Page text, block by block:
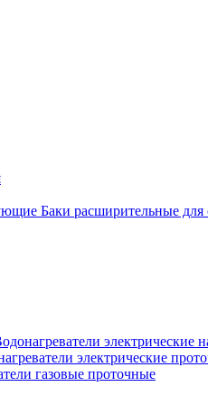
Баки расширительные
электрические
электрические
газовые проточные